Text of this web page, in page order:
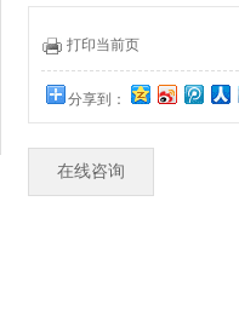
打印当前页
分享到：
在线咨询